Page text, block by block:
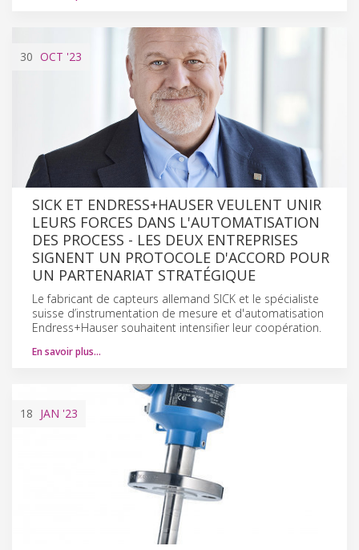
30 OCT '23
SICK ET ENDRESS+HAUSER VEULENT UNIR
LEURS FORCES DANS L'AUTOMATISATION
DES PROCESS - LES DEUX ENTREPRISES
SIGNENT UN PROTOCOLE D'ACCORD POUR
UN PARTENARIAT STRATÉGIQUE
Le fabricant de capteurs allemand SICK et le spécialiste
suisse d’instrumentation de mesure et d'automatisation
Endress+Hauser souhaitent intensifier leur coopération.
En savoir plus…
18 JAN '23